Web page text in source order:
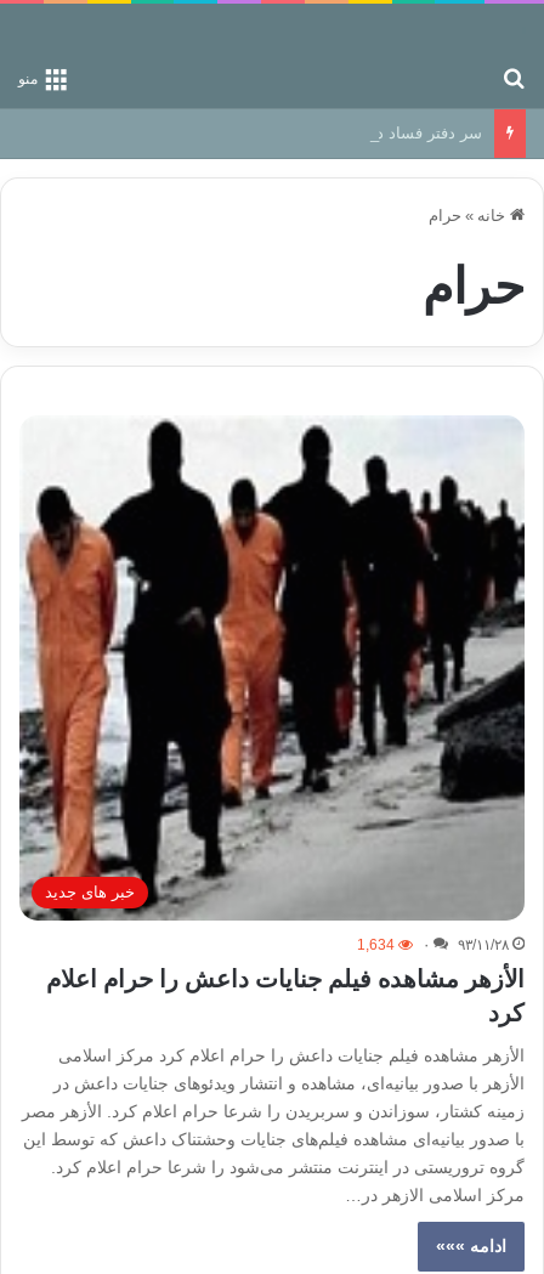
منو
سر دفتر فساد در زمین‌، دوری وکناره‌گیری از راه خداست‌!
خانه » حرام
حرام
خبر های جدید
۹۳/۱۱/۲۸ ۰ 1,634
الأزهر مشاهده فیلم‌ جنایات داعش را حرام اعلام
کرد
الأزهر مشاهده فیلم‌ جنایات داعش را حرام اعلام کرد مرکز اسلامی
الأزهر با صدور بیانیه‌ای، مشاهده و انتشار ویدئوهای جنایات داعش در
زمینه کشتار، سوزاندن و سربریدن را شرعا حرام اعلام کرد. الأزهر مصر
با صدور بیانیه‌ای مشاهده فیلم‌های جنایات وحشتناک داعش که توسط این
گروه تروریستی در اینترنت منتشر می‌شود را شرعا حرام اعلام کرد.
مرکز اسلامی الازهر در…
ادامه »»»